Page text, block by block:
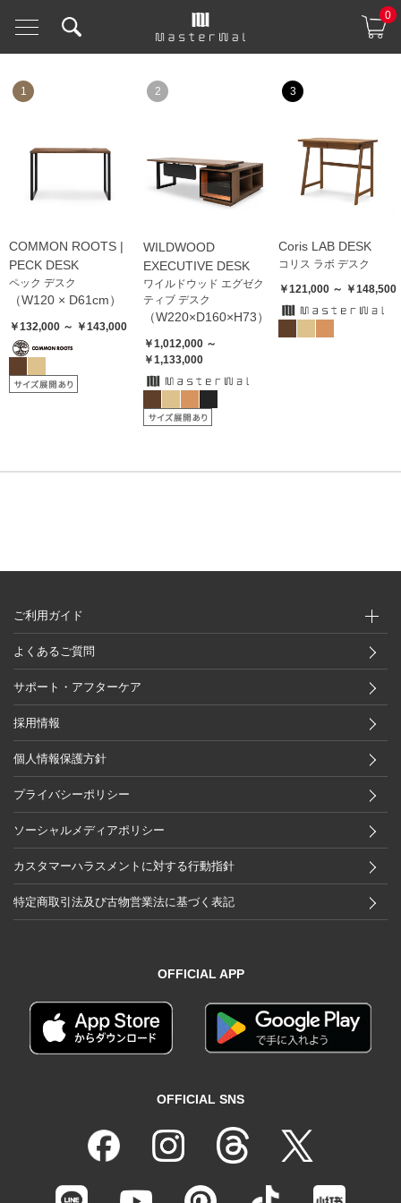
0
1
COMMON ROOTS |
PECK DESK
ペック デスク
（W120 × D61cm）
￥132,000 ～ ￥143,000
2
WILDWOOD
EXECUTIVE DESK
ワイルドウッド エグゼク
ティブ デスク
（W220×D160×H73）
￥1,012,000 ～
￥1,133,000
3
Coris LAB DESK
コリス ラボ デスク
￥121,000 ～ ￥148,500
ご利用ガイド
よくあるご質問
サポート・アフターケア
採用情報
個人情報保護方針
プライバシーポリシー
ソーシャルメディアポリシー
カスタマーハラスメントに対する行動指針
特定商取引法及び古物営業法に基づく表記
OFFICIAL APP
OFFICIAL SNS